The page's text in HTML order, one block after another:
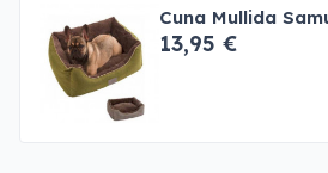
Cuna Mullida
13,95 €